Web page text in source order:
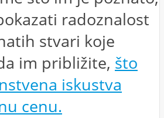
radoznalost
stvari koje
im približite, što
iskustva
cenu.